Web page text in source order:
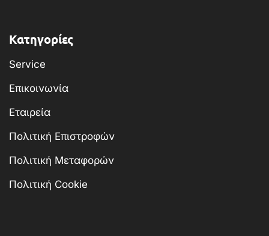
Κατηγορίες
Service
Επικοινωνία
Εταιρεία
Πολιτική Επιστροφών
Πολιτική Μεταφορών
Πολιτική Cookie